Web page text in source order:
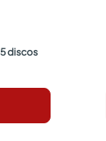
discos